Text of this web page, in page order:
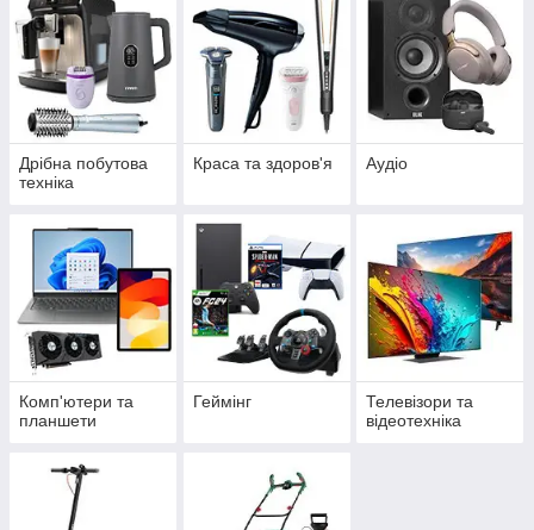
Дрібна побутова
техніка
Краса та здоров'я Аудіо
Комп'ютери та
планшети
Геймінг
Телевізори та
відеотехніка